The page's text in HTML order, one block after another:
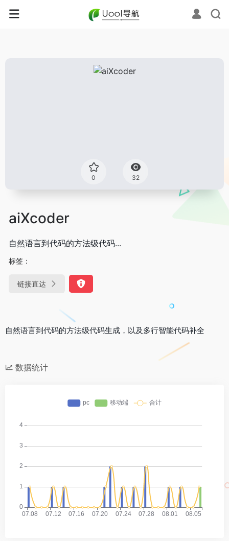
0 32
aiXcoder
自然语言到代码的方法级代码...
标签：
链接直达
自然语言到代码的方法级代码生成，以及多行智能代码补全
数据统计